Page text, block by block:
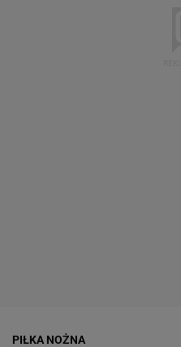
PIŁKA NOŻNA